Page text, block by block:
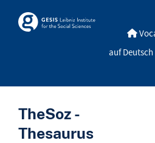
Skosmos
auf Deutsch
TheSoz -
Thesaurus